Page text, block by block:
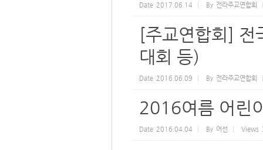
Date 2017.06.14 By 전라주교연합회
[주교연합회] 전
대회 등)
Date 2016.06.09 By 전라주교연합회
2016여름 어린
Date 2016.04.04 By 어선 Views